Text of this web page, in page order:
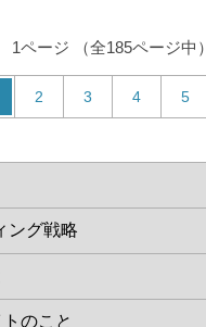
1ページ （全185ページ中）
2 3 4 5